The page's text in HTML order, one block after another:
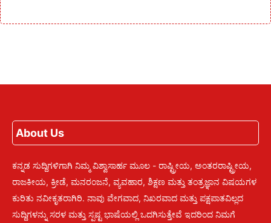
About Us
ಕನ್ನಡ ಸುದ್ದಿಗಳಿಗಾಗಿ ನಿಮ್ಮ ವಿಶ್ವಾಸಾರ್ಹ ಮೂಲ - ರಾಷ್ಟ್ರೀಯ, ಅಂತರರಾಷ್ಟ್ರೀಯ,
ರಾಜಕೀಯ, ಕ್ರೀಡೆ, ಮನರಂಜನೆ, ವ್ಯವಹಾರ, ಶಿಕ್ಷಣ ಮತ್ತು ತಂತ್ರಜ್ಞಾನ ವಿಷಯಗಳ
ಕುರಿತು ನವೀಕೃತರಾಗಿರಿ. ನಾವು ವೇಗವಾದ, ನಿಖರವಾದ ಮತ್ತು ಪಕ್ಷಪಾತವಿಲ್ಲದ
ಸುದ್ದಿಗಳನ್ನು ಸರಳ ಮತ್ತು ಸ್ಪಷ್ಟ ಭಾಷೆಯಲ್ಲಿ ಒದಗಿಸುತ್ತೇವೆ ಇದರಿಂದ ನಿಮಗೆ